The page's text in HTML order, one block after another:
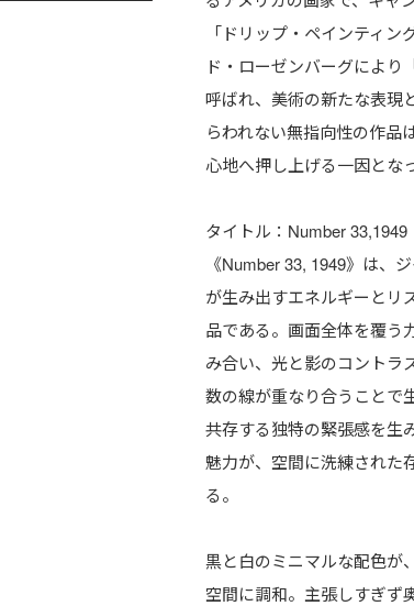
「ドリップ・ペインティ
ド・ローゼンバーグにより
呼ばれ、美術の新たな表現
らわれない無指向性の作品
心地へ押し上げる一因とな
タイトル：Number 33,1949
《Number 33, 1949》は、
が生み出すエネルギーとリ
品である。画面全体を覆う
み合い、光と影のコントラ
数の線が重なり合うことで
共存する独特の緊張感を生
魅力が、空間に洗練された
る。
黒と白のミニマルな配色が
空間に調和。主張しすぎず